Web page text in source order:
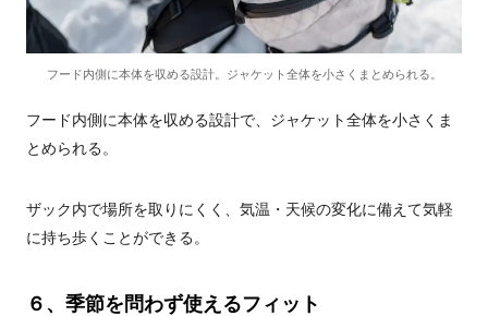
フード内側に本体を収める設計。ジャケット全体を小さくまとめられる。
フード内側に本体を収める設計で、ジャケット全体を小さくま
とめられる。
ザック内で場所を取りにくく、気温・天候の変化に備えて気軽
に持ち歩くことができる。
６、季節を問わず使えるフィット